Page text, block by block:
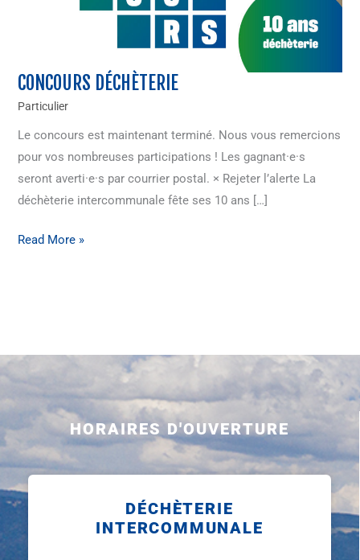
CONCOURS DÉCHÈTERIE
Particulier
Le concours est maintenant terminé. Nous vous remercions
pour vos nombreuses participations ! Les gagnant·e·s
seront averti·e·s par courrier postal. × Rejeter l’alerte La
déchèterie intercommunale fête ses 10 ans […]
Concours
déchèterie
Read More »
HORAIRES D'OUVERTURE
DÉCHÈTERIE
INTERCOMMUNALE